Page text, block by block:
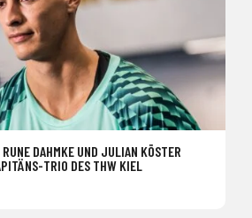
DAHMKE UND JULIAN KÖSTER
TRIO DES THW KIEL